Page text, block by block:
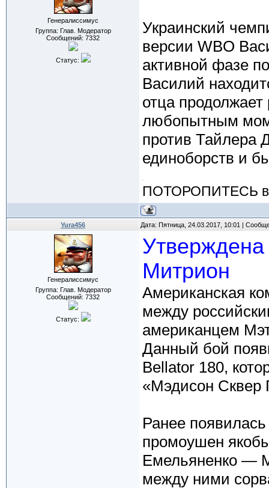
Генералиссимус
Группа: Глав. Модератор
Сообщений: 7332
Статус:
Украинский
версии WBO
активной фазе
Василий
отца
любопытным
против
единоборств и
ПОТОРОПИТЕСЬ
Yura456 Дата: Пятница, 24.03.2017, 10:01 |
Генералиссимус
Группа: Глав. Модератор
Сообщений: 7332
Статус:
Митрион
Американская
между
американцем
Данный бой
Bellator 180,
«Мэдисон Сквер
Ранее
промоушен
Емельяненко —
между ними